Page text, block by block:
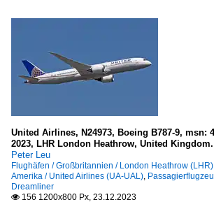
United Airlines, N24973, Boeing B787-9, msn:
2023, LHR London Heathrow, United Kingdom.
Peter Leu
Flughäfen / Großbritannien / London Heathrow (LHR)
Amerika / United Airlines (UA-UAL),
Dreamliner
 156 1200x800 Px, 23.12.2023